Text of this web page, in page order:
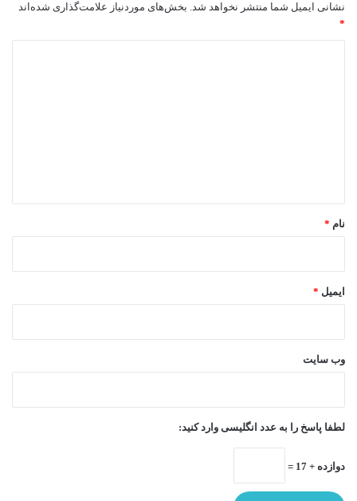
نشانی ایمیل شما منتشر نخواهد شد. بخش‌های موردنیاز علامت‌گذاری شده‌اند
*
نام *
ایمیل *
وب‌ سایت
لطفا پاسخ را به عدد انگلیسی وارد کنید:
دوازده + 17 =